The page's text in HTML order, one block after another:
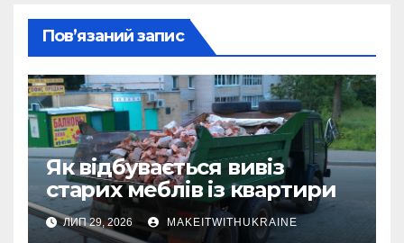
Пов’язаний запис
Як відбувається вивіз
старих меблів із квартири
ЛИП 29, 2026 MAKEITWITHUKRAINE